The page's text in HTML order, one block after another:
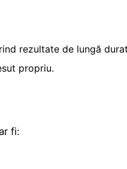
rezultate de lungă
propriu.
fi: